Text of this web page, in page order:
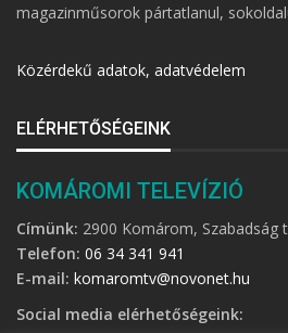
magazinműsorok pártatlanul,
Közérdekű adatok, adatvédelem
ELÉRHETŐSÉGEINK
KOMÁROMI TELEVÍZIÓ
Címünk: 2900 Komárom, Szabadság
Telefon: 06 34 341 941
E-mail: komaromtv@novonet.hu
Social media elérhetőségeink: